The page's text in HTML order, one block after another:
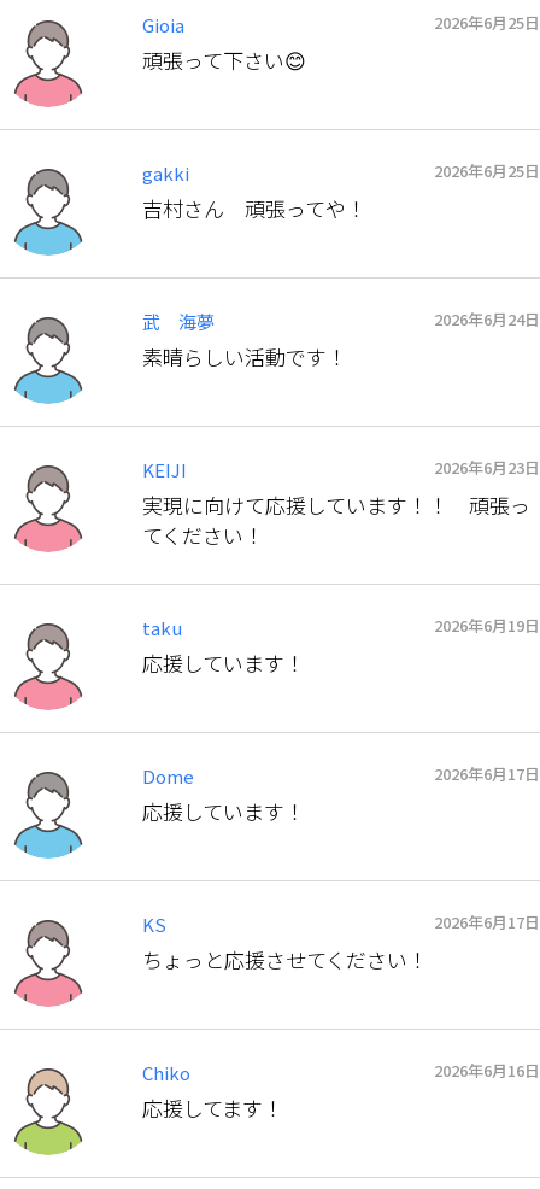
Gioia 2026年6月25日
頑張って下さい😊
gakki 2026年6月25日
吉村さん 頑張ってや！
武 海夢 2026年6月24日
素晴らしい活動です！
KEIJI 2026年6月23日
実現に向けて応援しています！！ 頑張っ
てください！
taku 2026年6月19日
応援しています！
Dome 2026年6月17日
応援しています！
KS 2026年6月17日
ちょっと応援させてください！
Chiko 2026年6月16日
応援してます！